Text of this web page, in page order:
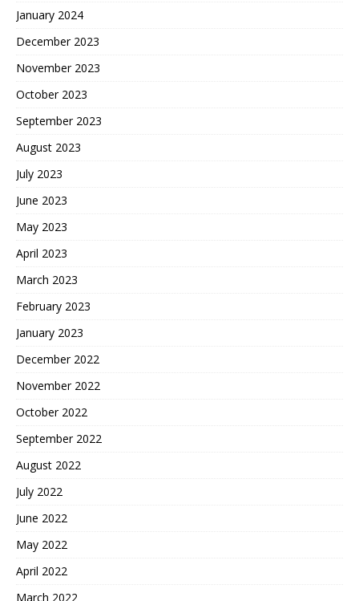
January 2024
December 2023
November 2023
October 2023
September 2023
August 2023
July 2023
June 2023
May 2023
April 2023
March 2023
February 2023
January 2023
December 2022
November 2022
October 2022
September 2022
August 2022
July 2022
June 2022
May 2022
April 2022
March 2022